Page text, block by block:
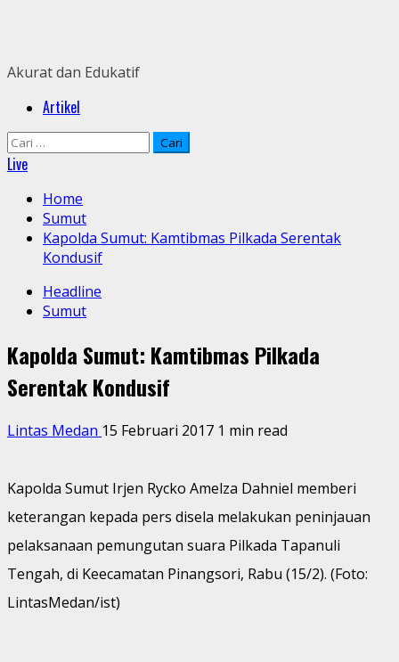
Akurat dan Edukatif
PrimaryArtikel
Cari
untuk:
Live
Home
Sumut
Kapolda Sumut: Kamtibmas Pilkada Serentak
Kondusif
Headline
Sumut
Kapolda Sumut: Kamtibmas Pilkada
Serentak Kondusif
Lintas Medan 15 Februari 2017 1 min read
Kapolda Sumut Irjen Rycko Amelza Dahniel memberi
keterangan kepada pers disela melakukan peninjauan
pelaksanaan pemungutan suara Pilkada Tapanuli
Tengah, di Keecamatan Pinangsori, Rabu (15/2). (Foto:
LintasMedan/ist)